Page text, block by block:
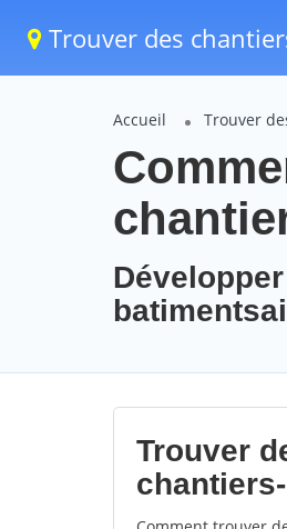
Trouver des
Accueil Trouver
Trouver